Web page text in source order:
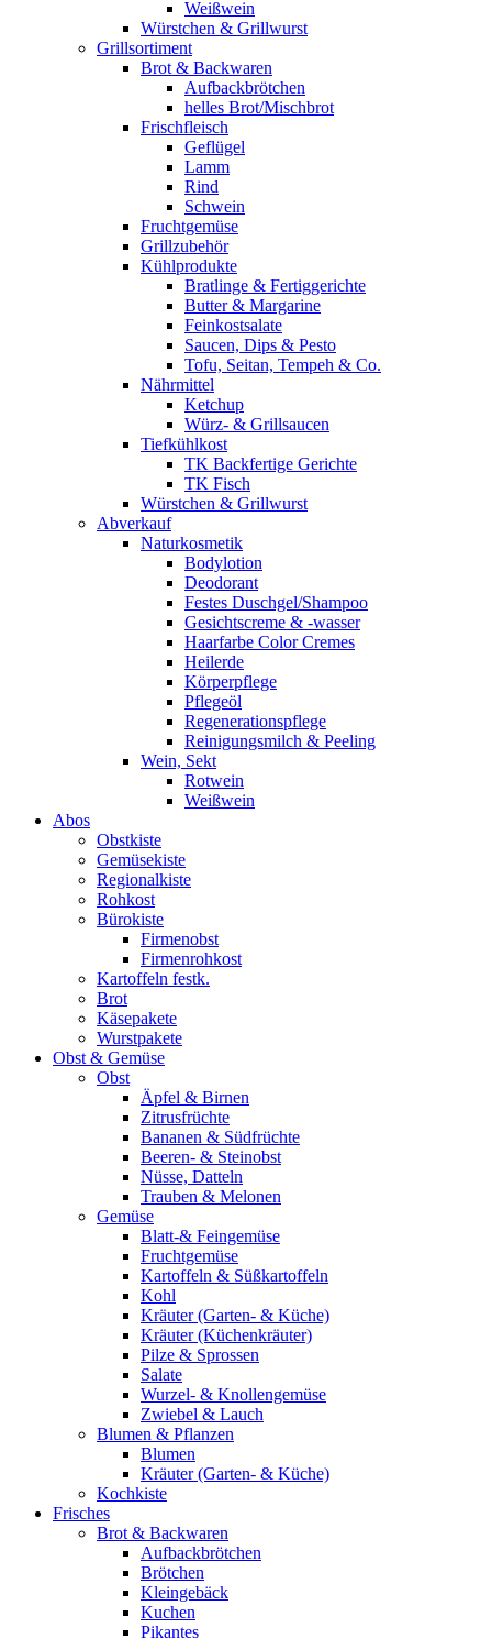
Weißwein
Würstchen & Grillwurst
Grillsortiment
Brot & Backwaren
Aufbackbrötchen
helles Brot/Mischbrot
Frischfleisch
Geflügel
Lamm
Rind
Schwein
Fruchtgemüse
Grillzubehör
Kühlprodukte
Bratlinge & Fertiggerichte
Butter & Margarine
Feinkostsalate
Saucen, Dips & Pesto
Tofu, Seitan, Tempeh & Co.
Nährmittel
Ketchup
Würz- & Grillsaucen
Tiefkühlkost
TK Backfertige Gerichte
TK Fisch
Würstchen & Grillwurst
Abverkauf
Naturkosmetik
Bodylotion
Deodorant
Festes Duschgel/Shampoo
Gesichtscreme & -wasser
Haarfarbe Color Cremes
Heilerde
Körperpflege
Pflegeöl
Regenerationspflege
Reinigungsmilch & Peeling
Wein, Sekt
Rotwein
Weißwein
Abos
Obstkiste
Gemüsekiste
Regionalkiste
Rohkost
Bürokiste
Firmenobst
Firmenrohkost
Kartoffeln festk.
Brot
Käsepakete
Wurstpakete
Obst & Gemüse
Obst
Äpfel & Birnen
Zitrusfrüchte
Bananen & Südfrüchte
Beeren- & Steinobst
Nüsse, Datteln
Trauben & Melonen
Gemüse
Blatt-& Feingemüse
Fruchtgemüse
Kartoffeln & Süßkartoffeln
Kohl
Kräuter (Garten- & Küche)
Kräuter (Küchenkräuter)
Pilze & Sprossen
Salate
Wurzel- & Knollengemüse
Zwiebel & Lauch
Blumen & Pflanzen
Blumen
Kräuter (Garten- & Küche)
Kochkiste
Frisches
Brot & Backwaren
Aufbackbrötchen
Brötchen
Kleingebäck
Kuchen
Pikantes